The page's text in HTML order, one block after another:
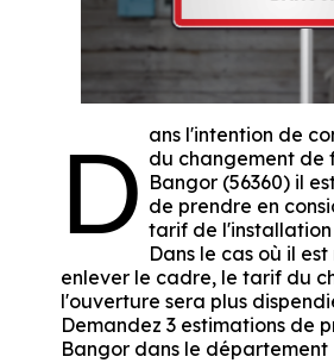
D ans l'intention de
du changement de
Bangor (56360) il
de prendre en
tarif de
Dans le cas où il
enlever le cadre, le tarif du
l'ouverture sera plus
Demandez 3 estimations de
Bangor dans le département